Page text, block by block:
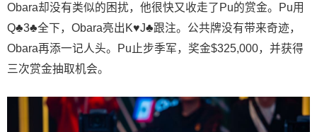
Obara却没有类似的困扰，他很快又收走了Pu的赏金。Pu用
Q♣3♣全下，Obara亮出K♥J♣跟注。公共牌没有带来奇迹，
Obara再添一记人头。Pu止步季军，奖金$325,000，并获得
三次赏金抽取机会。